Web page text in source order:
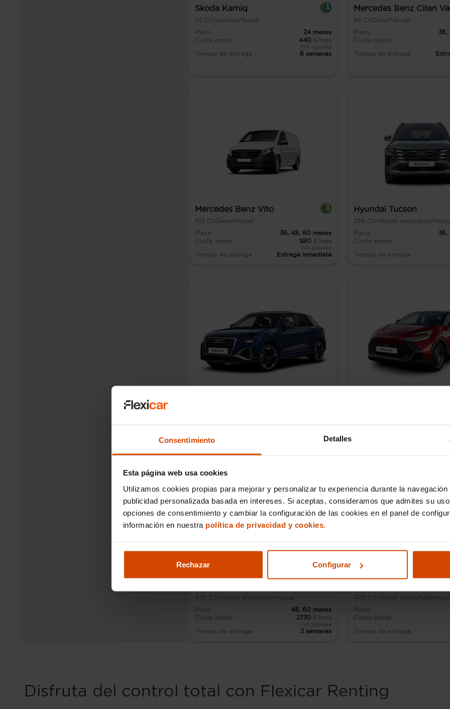
Consentimiento Detalles
Esta página web usa cookies
Utilizamos cookies propias para mejorar y personalizar tu experiencia durante la
publicidad personalizada basada en intereses. Si aceptas, consideramos que admites su
opciones de consentimiento y cambiar la configuración de las cookies en el panel de
información en nuestra política de privacidad y cookies.
Rechazar Configurar
Skoda Kamiq
115 CVGasolina Manual
Plazo
24 meses
Cuota desde
440 €/mes
IVA incluido
Tiempo de entrega 6 semanas
Mercedes Benz Citan
95 CV Diésel Manual
Plazo
36,
Cuota desde
Tiempo de entrega
Mercedes Benz Vito
102 CVDiéselManual
Plazo
36, 48, 60 meses
Cuota desde
580 €/mes
IVA incluido
Tiempo de entrega Entrega inmediata
Hyundai Tucson
288 CVHíbrido enchufable
Plazo
36,
Cuota desde
Tiempo de entrega
IVA incluido
Tiempo de entrega Entrega inmediata
470 CV Híbrido enchufable Manual
Plazo
48, 60 meses
Cuota desde
2730 €/mes
IVA incluido
Tiempo de entrega 2 semanas
470 CV Híbrido enchufable
Plazo
Cuota desde
Tiempo de entrega
Disfruta del control total con Flexicar Renting